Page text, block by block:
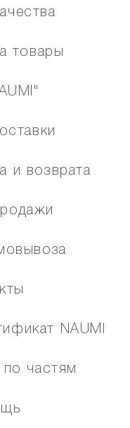
товары
и возврата
NAUMI
по частям